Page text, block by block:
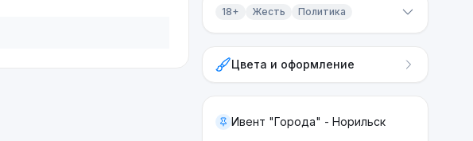
18+ Жесть Политика
ЖестьЦвета и оформление
Ивент "Города" - Норильск